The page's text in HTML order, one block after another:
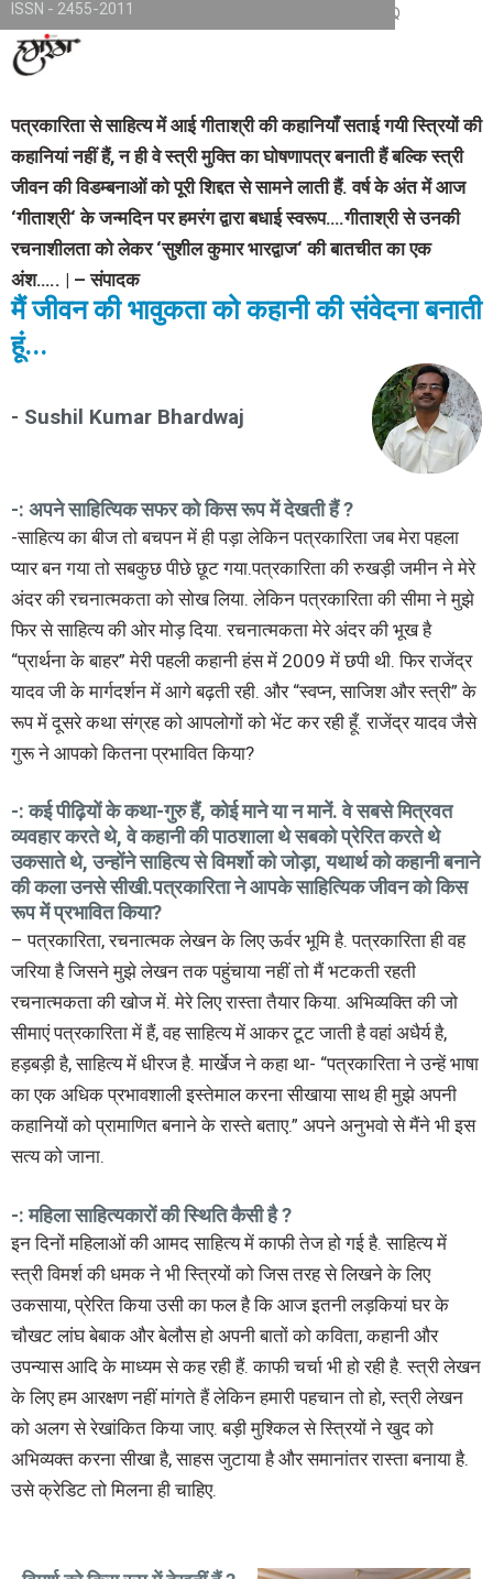
TKjNCP4frpJsub1QbSYMGphQaujBY6Of8-pr1kL7kJQ
ISSN - 2455-2011
पत्रकारिता से साहित्य में आई गीताश्री की कहानियाँ सताई गयी स्त्रियों की
कहानियां नहीं हैं,न ही वे स्त्री मुक्ति का घोषणापत्र बनाती हैं बल्कि स्त्री
जीवन की विडम्बनाओं को पूरी शिद्दत से सामने लाती हैं. वर्ष के अंत में आज
‘गीताश्री‘के जन्मदिन पर हमरंग द्वारा बधाई स्वरूप….गीताश्री से उनकी
रचनाशीलता को लेकर‘सुशील कुमार भारद्वाज‘की बातचीत का एक
अंश….. | –संपादक
मैं जीवन की भावुकता को कहानी की संवेदना बनाती
हूं...
- Sushil Kumar Bhardwaj
-: अपने साहित्यिक सफर को किस रूप में देखती हैं ?
-साहित्य का बीज तो बचपन में ही पड़ा लेकिन पत्रकारिता जब मेरा पहला
प्यार बन गया तो सबकुछ पीछे छूट गया.पत्रकारिता की रुखड़ी जमीन ने मेरे
अंदर की रचनात्मकता को सोख लिया. लेकिन पत्रकारिता की सीमा ने मुझे
फिर से साहित्य की ओर मोड़ दिया. रचनात्मकता मेरे अंदर की भूख है
“प्रार्थना के बाहर” मेरी पहली कहानी हंस में 2009 में छपी थी. फिर राजेंद्र
यादव जी के मार्गदर्शन में आगे बढ़ती रही. और “स्वप्न, साजिश और स्त्री” के
रूप में दूसरे कथा संग्रह को आपलोगों को भेंट कर रही हूँ. राजेंद्र यादव जैसे
गुरू ने आपको कितना प्रभावित किया?
-: कई पीढ़ियों के कथा-गुरु हैं, कोई माने या न मानें. वे सबसे मित्रवत
व्यवहार करते थे, वे कहानी की पाठशाला थे सबको प्रेरित करते थे
उकसाते थे, उन्होंने साहित्य से विमर्शो को जोड़ा, यथार्थ को कहानी बनाने
की कला उनसे सीखी.पत्रकारिता ने आपके साहित्यिक जीवन को किस
रूप में प्रभावित किया?
– पत्रकारिता, रचनात्मक लेखन के लिए ऊर्वर भूमि है. पत्रकारिता ही वह
जरिया है जिसने मुझे लेखन तक पहुंचाया नहीं तो मैं भटकती रहती
रचनात्मकता की खोज में. मेरे लिए रास्ता तैयार किया. अभिव्यक्ति की जो
सीमाएं पत्रकारिता में हैं, वह साहित्य में आकर टूट जाती है वहां अधैर्य है,
हड़बड़ी है, साहित्य में धीरज है. मार्खेज ने कहा था- “पत्रकारिता ने उन्हें भाषा
का एक अधिक प्रभावशाली इस्तेमाल करना सीखाया साथ ही मुझे अपनी
कहानियों को प्रामाणित बनाने के रास्ते बताए.” अपने अनुभवो से मैंने भी इस
सत्य को जाना.
-: महिला साहित्यकारों की स्थिति कैसी है ?
इन दिनों महिलाओं की आमद साहित्य में काफी तेज हो गई है. साहित्य में
स्त्री विमर्श की धमक ने भी स्त्रियों को जिस तरह से लिखने के लिए
उकसाया, प्रेरित किया उसी का फल है कि आज इतनी लड़कियां घर के
चौखट लांघ बेबाक और बेलौस हो अपनी बातों को कविता, कहानी और
उपन्यास आदि के माध्यम से कह रही हैं. काफी चर्चा भी हो रही है. स्त्री लेखन
के लिए हम आरक्षण नहीं मांगते हैं लेकिन हमारी पहचान तो हो, स्त्री लेखन
को अलग से रेखांकित किया जाए. बड़ी मुश्किल से स्त्रियों ने खुद को
अभिव्यक्त करना सीखा है, साहस जुटाया है और समानांतर रास्ता बनाया है.
उसे क्रेडिट तो मिलना ही चाहिए.